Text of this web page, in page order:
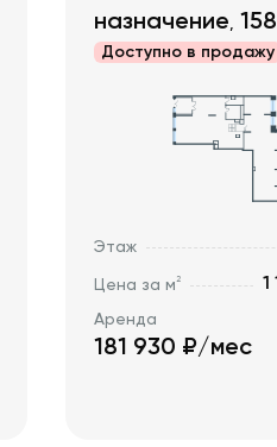
назначение,
Доступно в продажу
Этаж
Цена за м2 1
Аренда
181 930 ₽/мес